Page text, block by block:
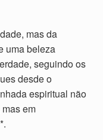
mas da
uma beleza
seguindo os
desde o
espiritual não
em